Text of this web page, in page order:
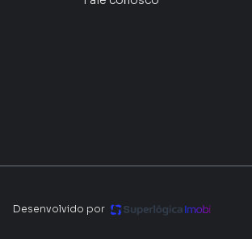
Desenvolvido por